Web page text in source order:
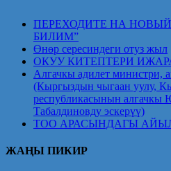
ПЕРЕХОДИТЕ НА НОВЫЙ
БИЛИМ”
Өнөр сересиндеги отуз жыл
ОКУУ КИТЕПТЕРИ
Алгачкы адилет министри,
(Кыргыздын чыгаан уулу,
республикасынын алгачкы
Табалдиновду эскерүү)
ТОО АРАСЫНДАГЫ
ЖАҢЫ ПИКИР